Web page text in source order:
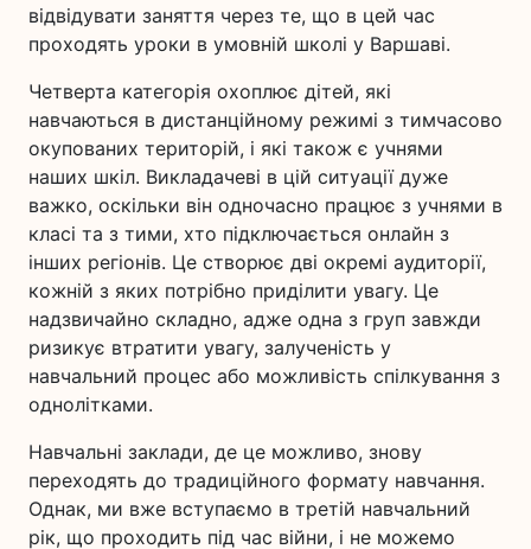
відвідувати заняття через те, що в цей час
проходять уроки в умовній школі у Варшаві.
Четверта категорія охоплює дітей, які
навчаються в дистанційному режимі з тимчасово
окупованих територій, і які також є учнями
наших шкіл. Викладачеві в цій ситуації дуже
важко, оскільки він одночасно працює з учнями в
класі та з тими, хто підключається онлайн з
інших регіонів. Це створює дві окремі аудиторії,
кожній з яких потрібно приділити увагу. Це
надзвичайно складно, адже одна з груп завжди
ризикує втратити увагу, залученість у
навчальний процес або можливість спілкування з
однолітками.
Навчальні заклади, де це можливо, знову
переходять до традиційного формату навчання.
Однак, ми вже вступаємо в третій навчальний
рік, що проходить під час війни, і не можемо